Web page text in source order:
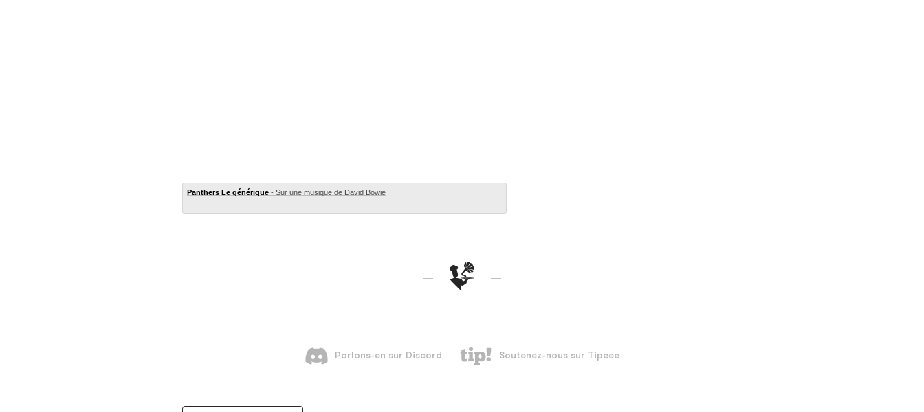
Panthers Le générique- Sur une musique de David Bowie